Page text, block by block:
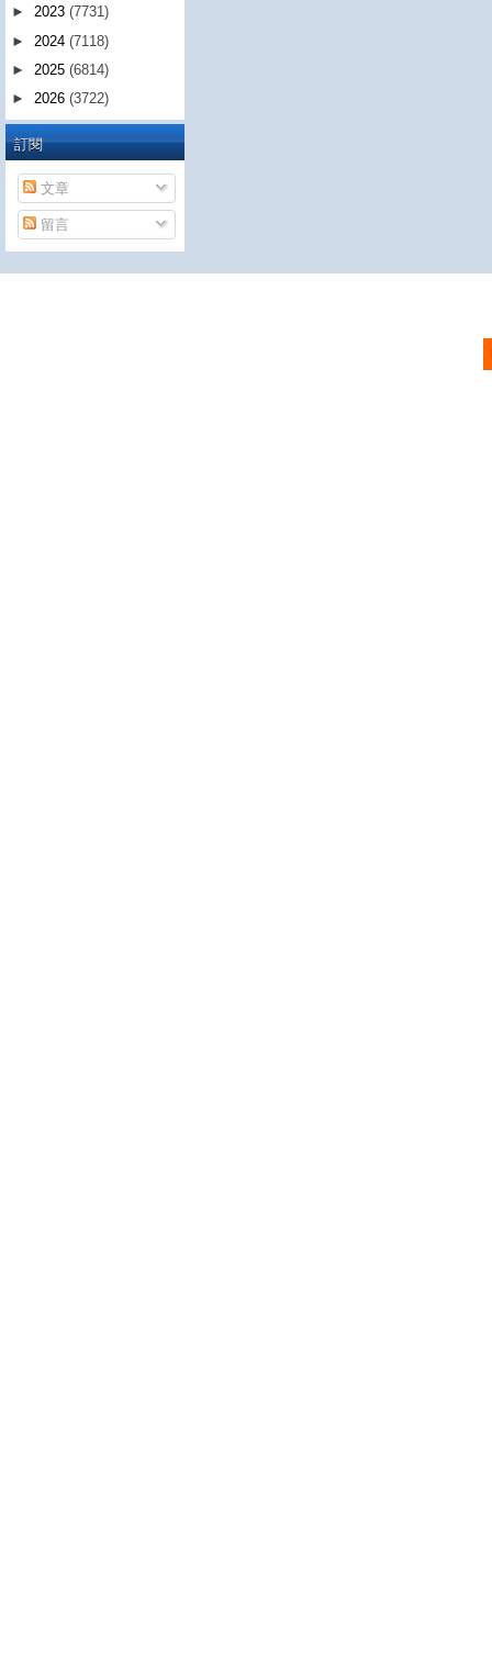
► 2023 (7731)
► 2024 (7118)
► 2025 (6814)
► 2026 (3722)
訂閱
文章
留言